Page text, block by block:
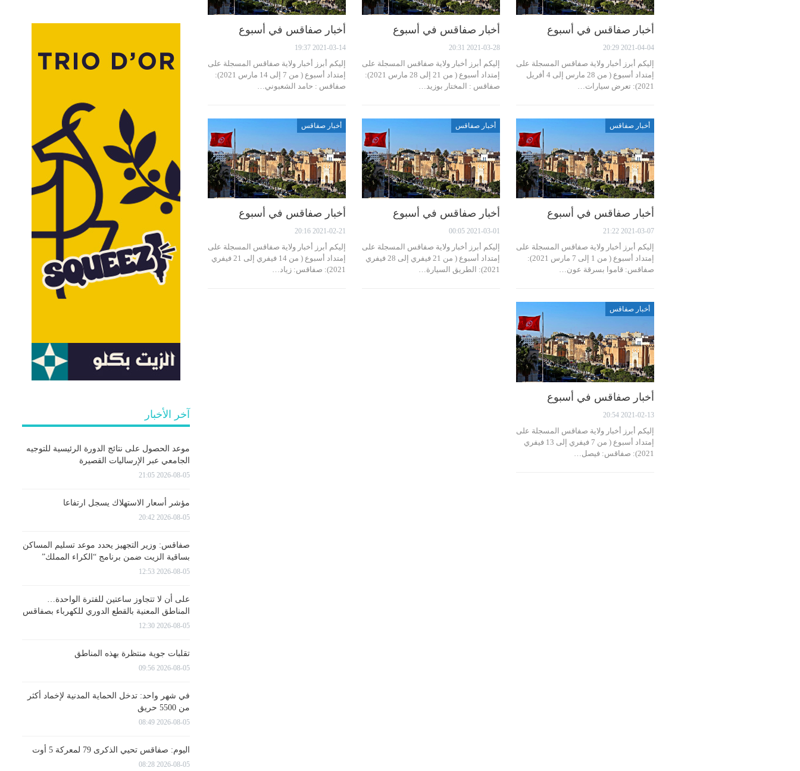
أخبار صفاقس في أسبوع
2021-04-04 20:29
إليكم أبرز أخبار ولاية صفاقس المسجلة على
إمتداد أسبوع ( من 28 مارس إلى 4 أفريل
2021): تعرض سيارات…
أخبار صفاقس في أسبوع
2021-03-28 20:31
إليكم أبرز أخبار ولاية صفاقس المسجلة على
إمتداد أسبوع ( من 21 إلى 28 مارس 2021):
صفاقس : المختار بوزيد…
أخبار صفاقس في أسبوع
2021-03-14 19:37
إليكم أبرز أخبار ولاية صفاقس المسجلة على
إمتداد أسبوع ( من 7 إلى 14 مارس 2021):
صفاقس : حامد الشعبوني…
أخبار صفاقس
أخبار صفاقس في أسبوع
2021-03-07 21:22
إليكم أبرز أخبار ولاية صفاقس المسجلة على
إمتداد أسبوع ( من 1 إلى 7 مارس 2021):
صفاقس: قاموا بسرقة عون…
أخبار صفاقس
أخبار صفاقس في أسبوع
2021-03-01 00:05
إليكم أبرز أخبار ولاية صفاقس المسجلة على
إمتداد أسبوع ( من 21 فيفري إلى 28 فيفري
2021): الطريق السيارة…
أخبار صفاقس
أخبار صفاقس في أسبوع
2021-02-21 20:16
إليكم أبرز أخبار ولاية صفاقس المسجلة على
إمتداد أسبوع ( من 14 فيفري إلى 21 فيفري
2021): صفاقس: زياد…
أخبار صفاقس
أخبار صفاقس في أسبوع
2021-02-13 20:54
إليكم أبرز أخبار ولاية صفاقس المسجلة على
إمتداد أسبوع ( من 7 فيفري إلى 13 فيفري
2021): صفاقس: فيصل…
آخر الأخبار
موعد الحصول على نتائج الدورة الرئيسية للتوجيه
الجامعي عبر الإرساليات القصيرة
2026-08-05 21:05
مؤشر أسعار الاستهلاك يسجل ارتفاعا
2026-08-05 20:42
صفاقس: وزير التجهيز يحدد موعد تسليم المساكن
بساقية الزيت ضمن برنامج “الكراء المملك”
2026-08-05 12:53
على أن لا تتجاوز ساعتين للفترة الواحدة…
المناطق المعنية بالقطع الدوري للكهرباء بصفاقس
2026-08-05 12:30
تقلبات جوية منتظرة بهذه المناطق
2026-08-05 09:56
في شهر واحد: تدخل الحماية المدنية لإخماد أكثر
من 5500 حريق
2026-08-05 08:49
اليوم: صفاقس تحيي الذكرى 79 لمعركة 5 أوت
2026-08-05 08:28